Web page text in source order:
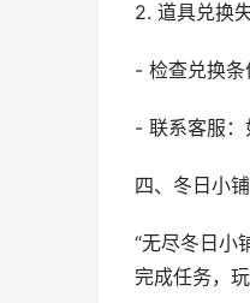
2. 道具兑换失
- 检查兑换条
- 联系客服：
四、冬日小
“无尽冬日小
完成任务，